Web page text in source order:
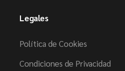
Legales
Política de Cookies
Condiciones de Privacidad